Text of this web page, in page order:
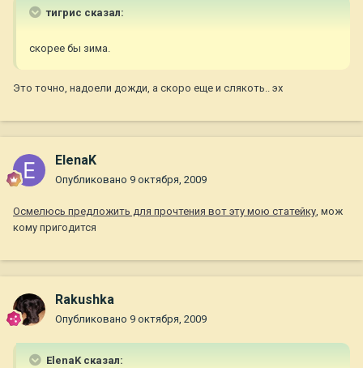
тигрис сказал:
скорее бы зима.
Это точно, надоели дожди, а скоро еще и слякоть.. эх
ElenaK
Опубликовано 9 октября, 2009
Осмелюсь предложить для прочтения вот эту мою статейку, мож
кому пригодится
Rakushka
Опубликовано 9 октября, 2009
ElenaK сказал: